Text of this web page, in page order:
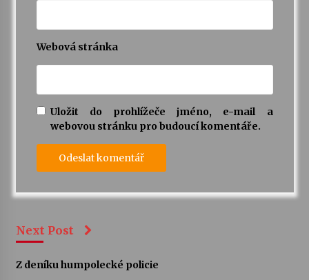
Webová stránka
Uložit do prohlížeče jméno, e-mail a
webovou stránku pro budoucí komentáře.
Next Post
Z deníku humpolecké policie